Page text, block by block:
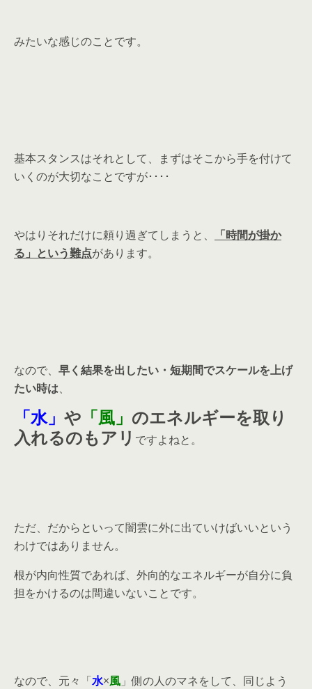
みたいな感じのことです。
基本スタンスはそれとして、まずはそこから手を付けて
いくのが大切なことですが････
やはりそれだけに頼り過ぎてしまうと、
「時間が掛か
る」という難点があります。
なので、 早く結果を出したい・短期間でスケールを上げ
たい時は、
「水」 や 「風」 のエネルギーを取り
入れるのもアリ ですよねと。
ただ、だからといって闇雲に外に出ていけばいいという
わけではありません。
根が内向性質であれば、外向的なエネルギーが自分に負
担をかけるのは間違いないことです。
なので、元々「水×風 」側の人のマネをして、同じよう